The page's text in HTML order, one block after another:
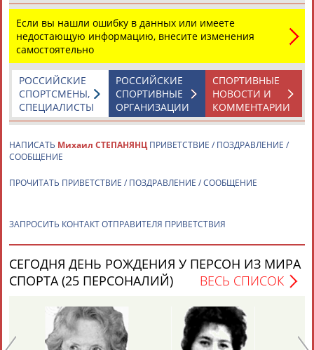
АБДРАХМАНОВАБДРАХМАНОВААБДУВАЛИЕВ
АБДУЛАЕВ
Рамазан
Тагир
Камиль
АБДУЛДАУДОВАБДУЛЖАЛИЛОВ АБДУЛКАГИРОВАБДУЛЛАЕВ
Если вы нашли ошибку в данных или имеете
недостающую информацию, внесите изменения
самостоятельно
СПОРТИВНЫЕ
НОВОСТИ И
КОММЕНТАРИИ
РОССИЙСКИЕ
СПОРТИВНЫЕ
ОРГАНИЗАЦИИ
РОССИЙСКИЕ
СПОРТСМЕНЫ,
СПЕЦИАЛИСТЫ
НАПИСАТЬ Михаил СТЕПАНЯНЦПРИВЕТСТВИЕ / ПОЗДРАВЛЕНИЕ /
СООБЩЕНИЕ
ПРОЧИТАТЬ ПРИВЕТСТВИЕ / ПОЗДРАВЛЕНИЕ / СООБЩЕНИЕ
ЗАПРОСИТЬ КОНТАКТ ОТПРАВИТЕЛЯ ПРИВЕТСТВИЯ
СЕГОДНЯ ДЕНЬ РОЖДЕНИЯ У ПЕРСОН ИЗ МИРА
СПОРТА (25 ПЕРСОНАЛИЙ)
ВЕСЬ СПИСОК